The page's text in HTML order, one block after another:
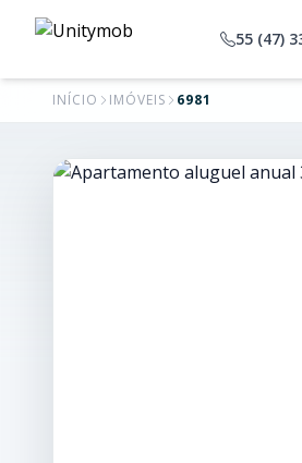
55 (47)
INÍCIO IMÓVEIS 6981